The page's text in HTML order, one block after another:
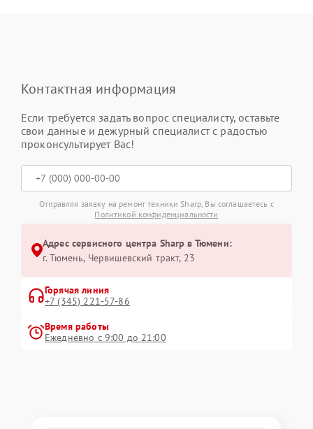
Контактная информация
Если требуется задать вопрос специалисту, оставьте
свои данные и дежурный специалист с радостью
проконсультирует Вас!
Отправляя заявку на ремонт техники Sharp, Вы соглашаетесь с
Политикой конфиденциальности
Адрес сервисного центра Sharp в Тюмени:
г. Тюмень, ​Червишевский тракт, 23
Горячая линия
+7 (345) 221-57-86
Время работы
Ежедневно с 9:00 до 21:00